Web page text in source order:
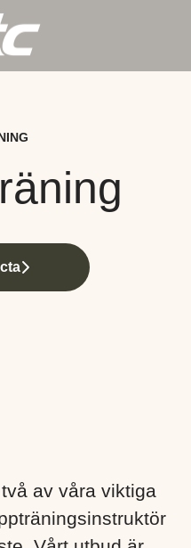
av våra viktiga